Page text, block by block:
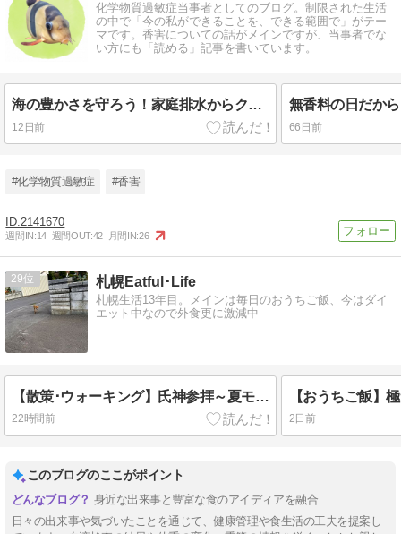
化学物質過敏症当事者としてのブログ。制限された生活
の中で「今の私ができることを、できる範囲で」がテー
マです。香害についての話がメインですが、当事者でな
い方にも「読める」記事を書いています。
海の豊かさを守ろう！家庭排水からクリーンに
12日前 66日前
#化学物質過敏症 #香害
2141670
週間IN:14 週間OUT:42 月間IN:26
29 札幌Eatful･Life
札幌生活13年目。メインは毎日のおうちご飯、今はダイ
エット中なので外食更に激減中
【散策･ウォーキング】氏神参拝～夏モフとの遭遇
22時間前 2日前
このブログのここがポイント
身近な出来事と豊富な食のアイディアを融合
日々の出来事や気づいたことを通じて、健康管理や食生活の工夫を提案し